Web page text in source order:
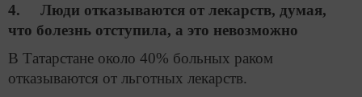
4. Люди отказываются от лекарств, думая,
что болезнь отступила, а это невозможно
В Татарстане около 40% больных раком
отказываются от льготных лекарств.